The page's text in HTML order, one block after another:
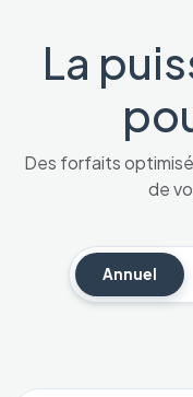
La
Des forfaits
de
Annuel